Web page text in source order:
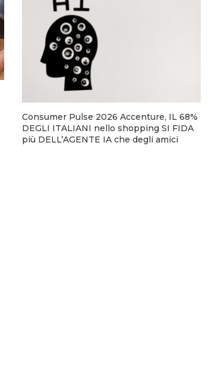
Consumer Pulse 2026 Accenture, IL 68%
DEGLI ITALIANI nello shopping SI FIDA
più DELL’AGENTE IA che degli amici